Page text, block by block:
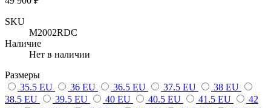
SKU
M2002RDC
Наличие
Нет в наличии
Размеры
35.5 EU
36 EU 36.5 EU 37.5 EU
38 EU
38.5 EU
39.5 EU 40 EU 40.5 EU 41.5 EU
42